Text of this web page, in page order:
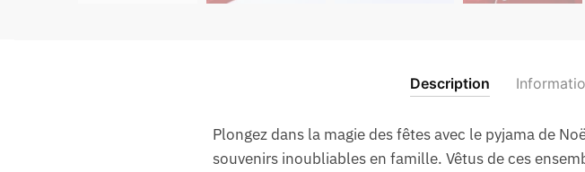
Description
Plongez dans la magie des fêtes avec le pyjama de
souvenirs inoubliables en famille. Vêtus de ces